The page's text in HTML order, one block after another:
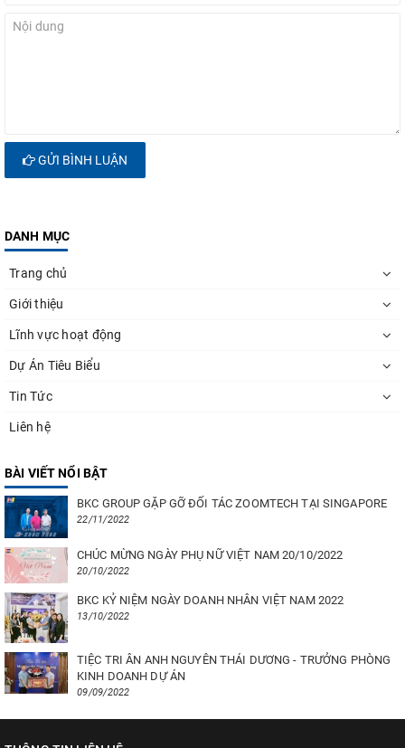
GỬI BÌNH LUẬN
DANH MỤC
Trang chủ
Giới thiệu
Lĩnh vực hoạt động
Dự Án Tiêu Biểu
Tin Tức
Liên hệ
BÀI VIẾT NỔI BẬT
BKC GROUP GẶP GỠ ĐỐI TÁC ZOOMTECH TẠI SINGAPORE
22/11/2022
CHÚC MỪNG NGÀY PHỤ NỮ VIỆT NAM 20/10/2022
20/10/2022
BKC KỶ NIỆM NGÀY DOANH NHÂN VIỆT NAM 2022
13/10/2022
TIỆC TRI ÂN ANH NGUYÊN THÁI DƯƠNG - TRƯỞNG PHÒNG
KINH DOANH DỰ ÁN
09/09/2022